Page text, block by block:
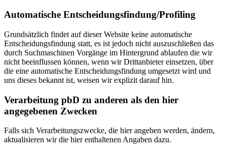
Automatische Entscheidungsfindung/Profiling
Grundsätzlich findet auf dieser Website keine automatische
Entscheidungsfindung statt, es ist jedoch nicht auszuschließen das
durch Suchmaschinen Vorgänge im Hintergrund ablaufen die wir
nicht beeinflussen können, wenn wir Drittanbieter einsetzen, über
die eine automatische Entscheidungsfindung umgesetzt wird und
uns dieses bekannt ist, weisen wir explizit darauf hin.
Verarbeitung pbD zu anderen als den hier
angegebenen Zwecken
Falls sich Verarbeitungszwecke, die hier angeben werden, ändern,
aktualisieren wir die hier enthaltenen Angaben dazu.